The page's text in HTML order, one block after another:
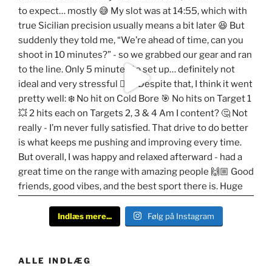
Indlæs mere... Følg på Instagram
ALLE INDLÆG